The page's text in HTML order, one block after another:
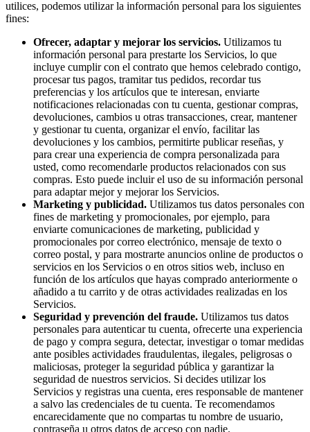
utilices, podemos utilizar la información personal para los siguientes
fines:
Ofrecer, adaptar y mejorar los servicios. Utilizamos tu
información personal para prestarte los Servicios, lo que
incluye cumplir con el contrato que hemos celebrado contigo,
procesar tus pagos, tramitar tus pedidos, recordar tus
preferencias y los artículos que te interesan, enviarte
notificaciones relacionadas con tu cuenta, gestionar compras,
devoluciones, cambios u otras transacciones, crear, mantener
y gestionar tu cuenta, organizar el envío, facilitar las
devoluciones y los cambios, permitirte publicar reseñas, y
para crear una experiencia de compra personalizada para
usted, como recomendarle productos relacionados con sus
compras. Esto puede incluir el uso de su información personal
para adaptar mejor y mejorar los Servicios.
Marketing y publicidad. Utilizamos tus datos personales con
fines de marketing y promocionales, por ejemplo, para
enviarte comunicaciones de marketing, publicidad y
promocionales por correo electrónico, mensaje de texto o
correo postal, y para mostrarte anuncios online de productos o
servicios en los Servicios o en otros sitios web, incluso en
función de los artículos que hayas comprado anteriormente o
añadido a tu carrito y de otras actividades realizadas en los
Servicios.
Seguridad y prevención del fraude. Utilizamos tus datos
personales para autenticar tu cuenta, ofrecerte una experiencia
de pago y compra segura, detectar, investigar o tomar medidas
ante posibles actividades fraudulentas, ilegales, peligrosas o
maliciosas, proteger la seguridad pública y garantizar la
seguridad de nuestros servicios. Si decides utilizar los
Servicios y registras una cuenta, eres responsable de mantener
a salvo las credenciales de tu cuenta. Te recomendamos
encarecidamente que no compartas tu nombre de usuario,
contraseña u otros datos de acceso con nadie.